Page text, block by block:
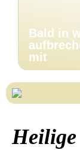
Bald in
mit